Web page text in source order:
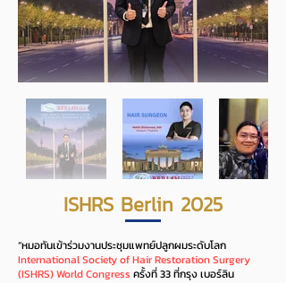
ISHRS Berlin 2025
“หมอทันเข้าร่วมงานประชุมแพทย์ปลูกผมระดับโลก
International Society of Hair Restoration Surgery
(ISHRS) World Congress ครั้งที่ 33 ที่กรุง เบอร์ลิน